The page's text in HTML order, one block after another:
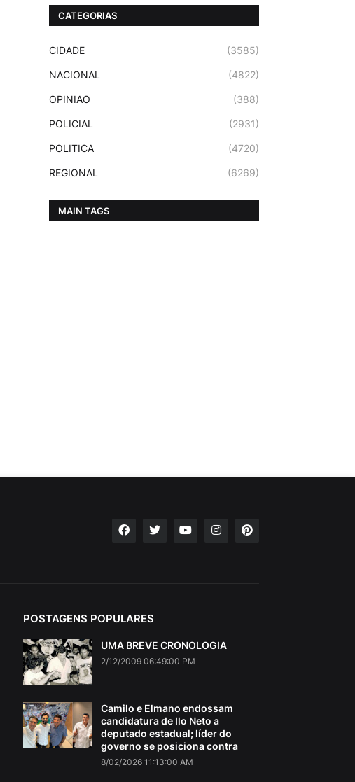
CATEGORIAS
CIDADE (3585)
NACIONAL (4822)
OPINIAO (388)
POLICIAL (2931)
POLITICA (4720)
REGIONAL (6269)
MAIN TAGS
POSTAGENS POPULARES
UMA BREVE CRONOLOGIA
2/12/2009 06:49:00 PM
Camilo e Elmano endossam
candidatura de Ilo Neto a
deputado estadual; líder do
governo se posiciona contra
8/02/2026 11:13:00 AM